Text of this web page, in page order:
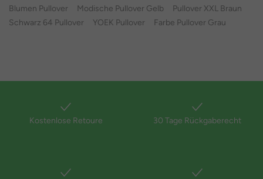
Blumen Pullover
Modische Pullover Gelb
Pullover XXL Braun
Schwarz 64 Pullover
YOEK Pullover Farbe Pullover Grau
Kostenlose Retoure 30 Tage Rückgaberecht